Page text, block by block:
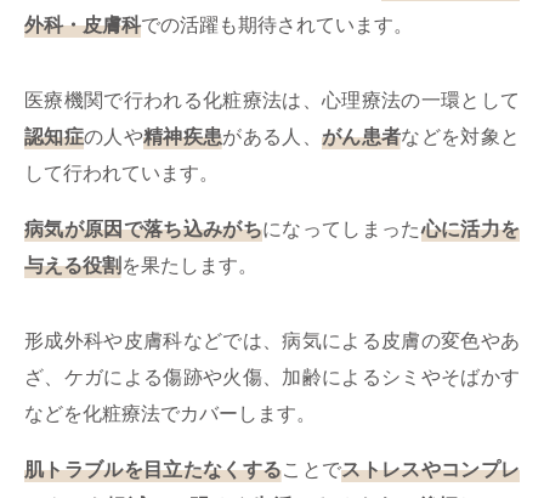
外科・皮膚科での活躍も期待されています。
医療機関で行われる化粧療法は、心理療法の一環として
認知症の人や精神疾患がある人、がん患者などを対象と
して行われています。
病気が原因で落ち込みがちになってしまった心に活力を
与える役割 を果たします。
形成外科や皮膚科などでは、病気による皮膚の変色やあ
ざ、ケガによる傷跡や火傷、加齢によるシミやそばかす
などを化粧療法でカバーします。
肌トラブルを目立たなくすることでストレスやコンプレ